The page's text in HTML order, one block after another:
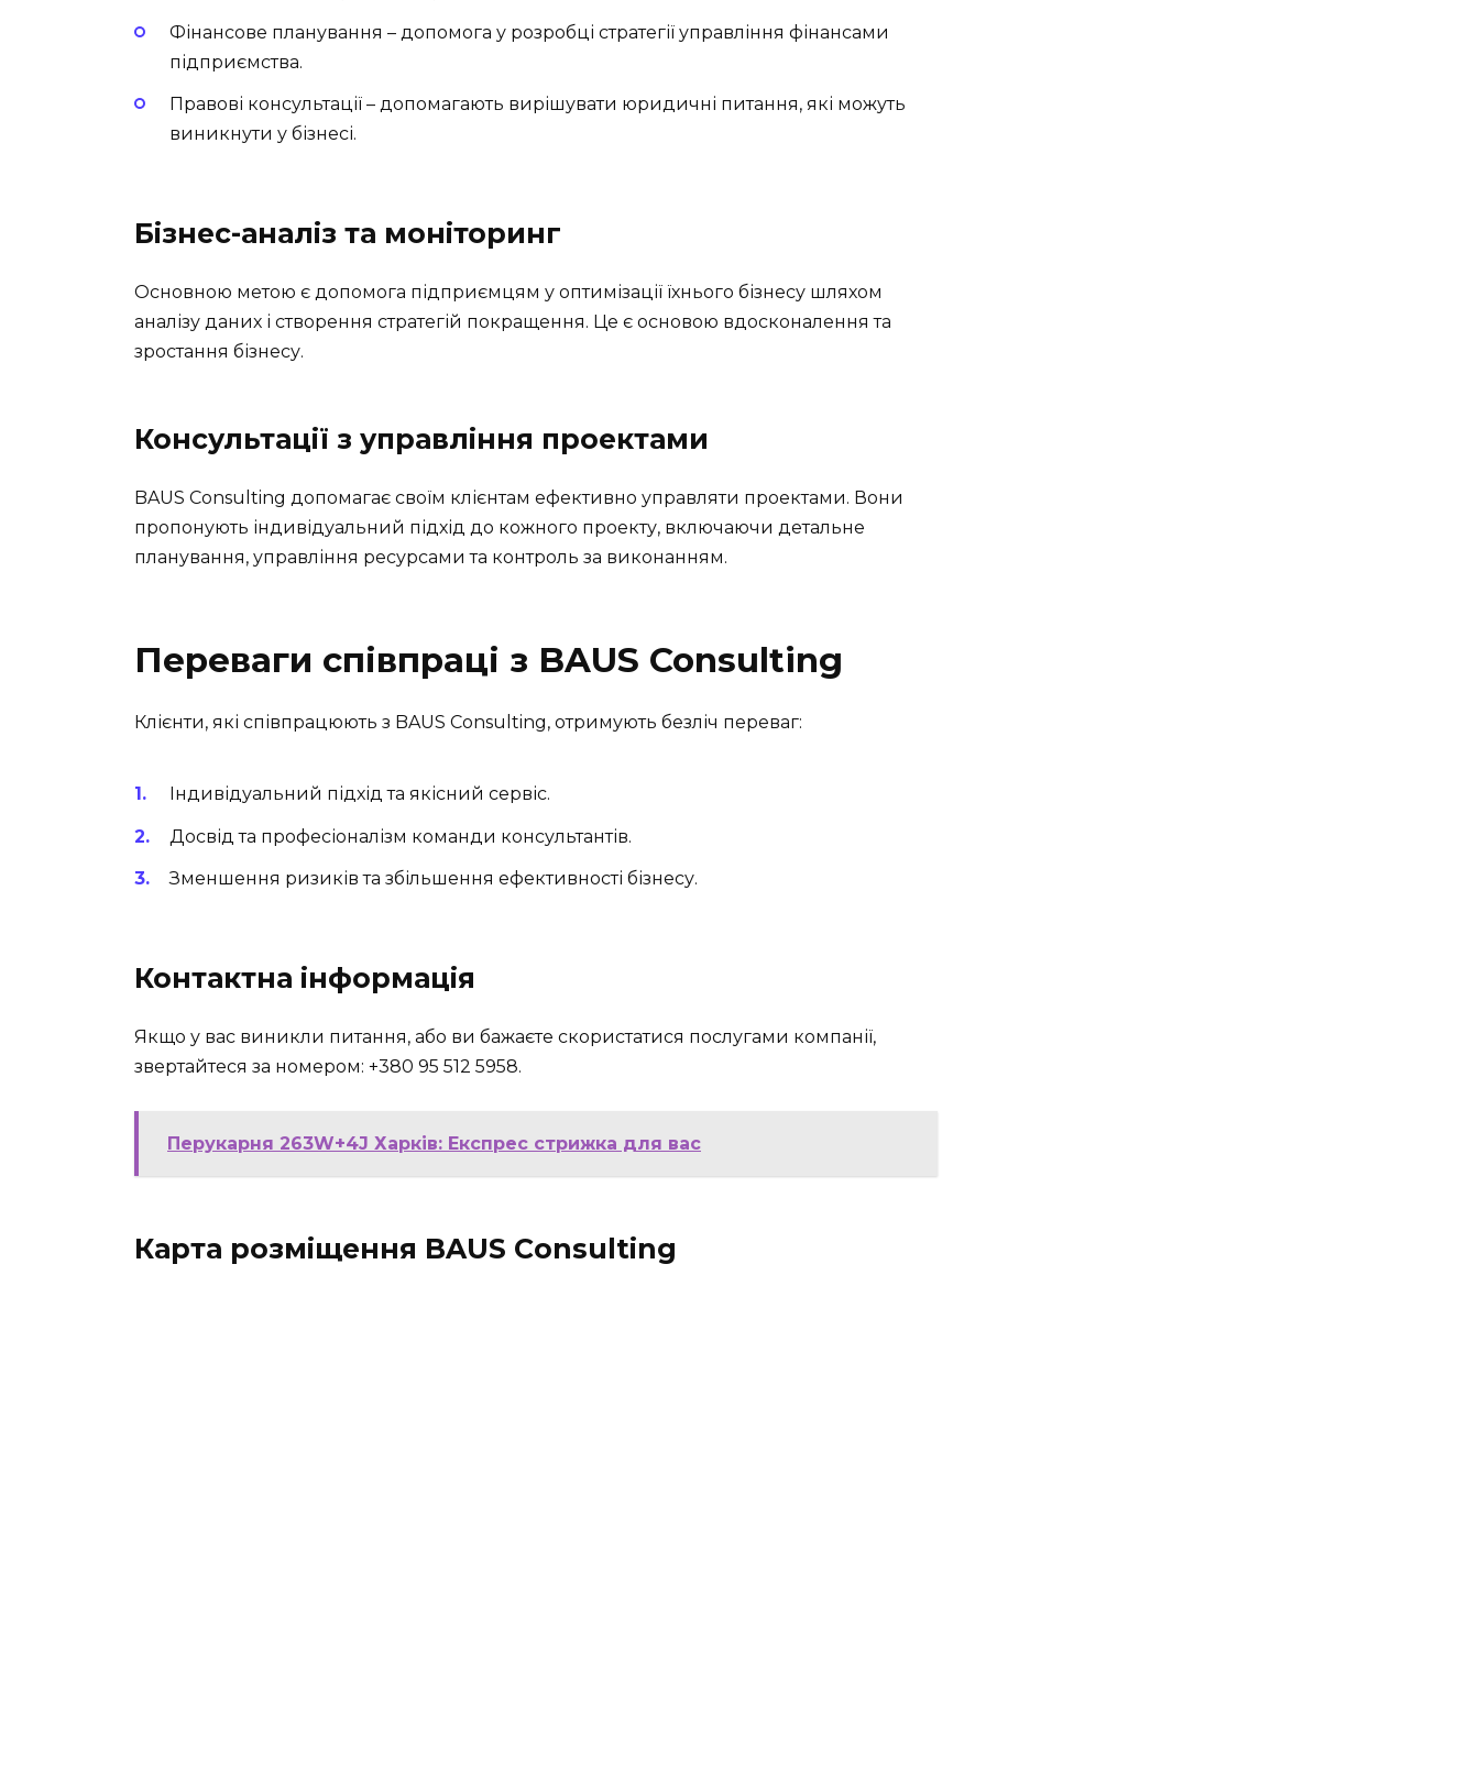
Фінансове планування – допомога у розробці стратегії управління фінансами
підприємства.
Правові консультації – допомагають вирішувати юридичні питання, які можуть
виникнути у бізнесі.
Бізнес-аналіз та моніторинг
Основною метою є допомога підприємцям у оптимізації їхнього бізнесу шляхом
аналізу даних і створення стратегій покращення. Це є основою вдосконалення та
зростання бізнесу.
Консультації з управління проектами
BAUS Consulting допомагає своїм клієнтам ефективно управляти проектами. Вони
пропонують індивідуальний підхід до кожного проекту, включаючи детальне
планування, управління ресурсами та контроль за виконанням.
Переваги співпраці з BAUS Consulting
Клієнти, які співпрацюють з BAUS Consulting, отримують безліч переваг:
Індивідуальний підхід та якісний сервіс.
Досвід та професіоналізм команди консультантів.
Зменшення ризиків та збільшення ефективності бізнесу.
Контактна інформація
Якщо у вас виникли питання, або ви бажаєте скористатися послугами компанії,
звертайтеся за номером: +380 95 512 5958.
Перукарня 263W+4J Харків: Експрес стрижка для вас
Карта розміщення BAUS Consulting